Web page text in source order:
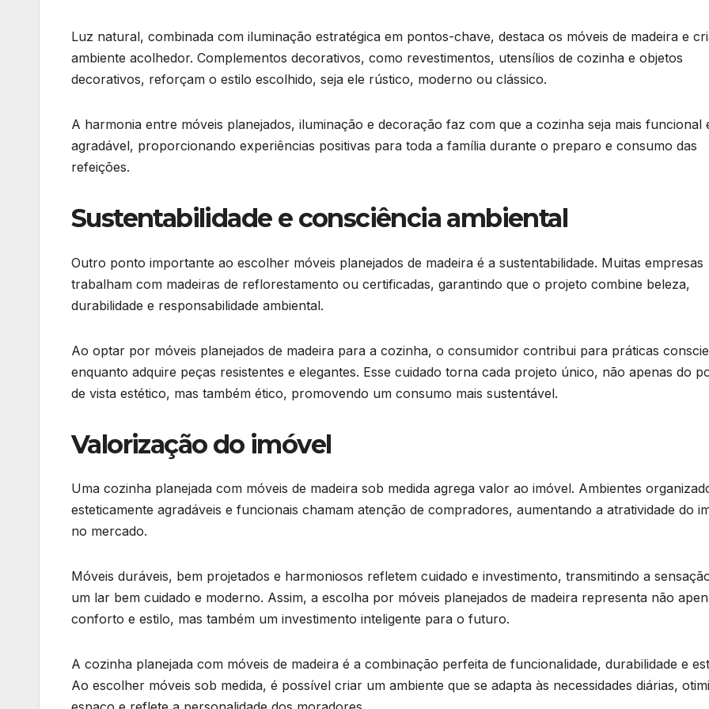
Luz natural, combinada com iluminação estratégica em pontos-chave, destaca os móveis de madeira e
ambiente acolhedor. Complementos decorativos, como revestimentos, utensílios de cozinha e objetos
decorativos, reforçam o estilo escolhido, seja ele rústico, moderno ou clássico.
A harmonia entre móveis planejados, iluminação e decoração faz com que a cozinha seja mais funcional
agradável, proporcionando experiências positivas para toda a família durante o preparo e consumo das
refeições.
Sustentabilidade e consciência ambiental
Outro ponto importante ao escolher móveis planejados de madeira é a sustentabilidade. Muitas empresas
trabalham com madeiras de reflorestamento ou certificadas, garantindo que o projeto combine beleza,
durabilidade e responsabilidade ambiental.
Ao optar por móveis planejados de madeira para a cozinha, o consumidor contribui para práticas
enquanto adquire peças resistentes e elegantes. Esse cuidado torna cada projeto único, não apenas do
de vista estético, mas também ético, promovendo um consumo mais sustentável.
Valorização do imóvel
Uma cozinha planejada com móveis de madeira sob medida agrega valor ao imóvel. Ambientes
esteticamente agradáveis e funcionais chamam atenção de compradores, aumentando a atratividade do
no mercado.
Móveis duráveis, bem projetados e harmoniosos refletem cuidado e investimento, transmitindo a
um lar bem cuidado e moderno. Assim, a escolha por móveis planejados de madeira representa não
conforto e estilo, mas também um investimento inteligente para o futuro.
A cozinha planejada com móveis de madeira é a combinação perfeita de funcionalidade, durabilidade e
Ao escolher móveis sob medida, é possível criar um ambiente que se adapta às necessidades diárias,